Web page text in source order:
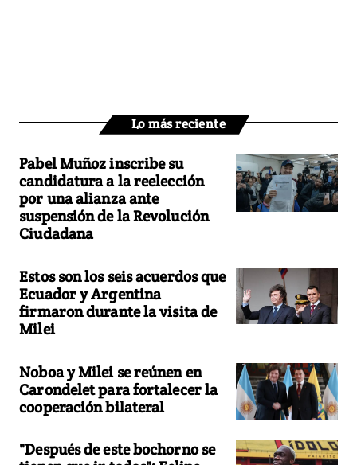
Lo más reciente
Pabel Muñoz inscribe su
candidatura a la reelección
por una alianza ante
suspensión de la Revolución
Ciudadana
Estos son los seis acuerdos que
Ecuador y Argentina
firmaron durante la visita de
Milei
Noboa y Milei se reúnen en
Carondelet para fortalecer la
cooperación bilateral
"Después de este bochorno se